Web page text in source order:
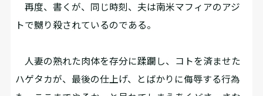
再度、書くが、同じ時刻、夫は南米マフィアのアジ
トで嬲り殺されているのである。
人妻の熟れた肉体を存分に蹂躙し、コトを済ませた
ハゲタカが、最後の仕上げ、とばかりに侮辱する行為